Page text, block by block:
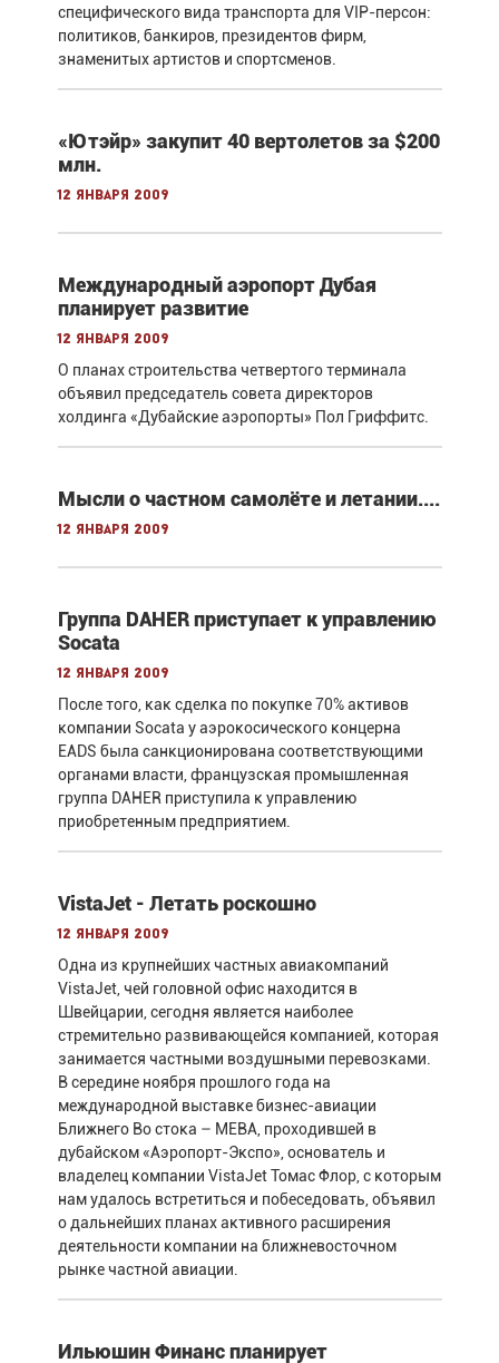
специфического вида транспорта для VIP-персон:
политиков, банкиров, президентов фирм,
знаменитых артистов и спортсменов.
«Ютэйр» закупит 40 вертолетов за $200
млн.
12 января 2009
Международный аэропорт Дубая
планирует развитие
12 января 2009
О планах строительства четвертого терминала
объявил председатель совета директоров
холдинга «Дубайские аэропорты» Пол Гриффитс.
Мысли о частном самолёте и летании....
12 января 2009
Группа DAHER приступает к управлению
Socata
12 января 2009
После того, как сделка по покупке 70% активов
компании Socata у аэрокосического концерна
EADS была санкционирована соответствующими
органами власти, французская промышленная
группа DAHER приступила к управлению
приобретенным предприятием.
VistaJet - Летать роскошно
12 января 2009
Одна из крупнейших частных авиакомпаний
VistaJet, чей головной офис находится в
Швейцарии, сегодня является наиболее
стремительно развивающейся компанией, которая
занимается частными воздушными перевозками.
В середине ноября прошлого года на
международной выставке бизнес-авиации
Ближнего Во стока – MEBA, проходившей в
дубайском «Аэропорт-Экспо», основатель и
владелец компании VistaJet Томас Флор, с которым
нам удалось встретиться и побеседовать, объявил
о дальнейших планах активного расширения
деятельности компании на ближневосточном
рынке частной авиации.
Ильюшин Финанс планирует